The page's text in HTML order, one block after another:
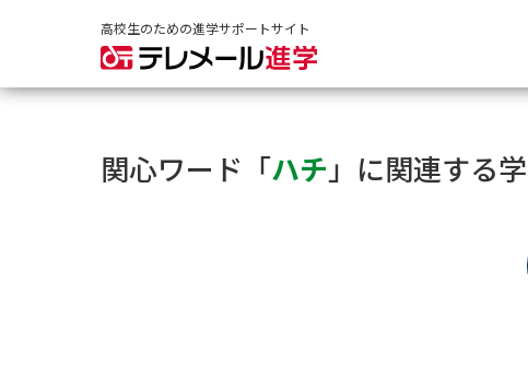
高校生のための進学サポートサイト
関心ワード「ハチ 」に関連する